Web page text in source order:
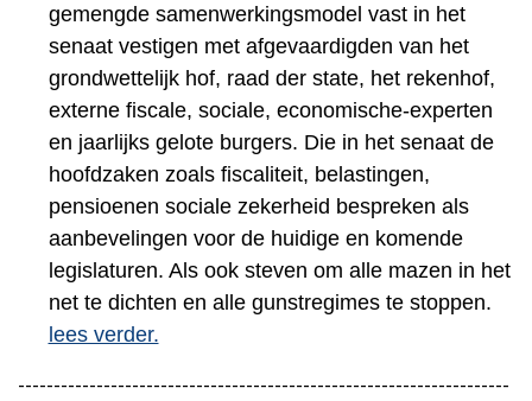
gemengde samenwerkingsmodel vast in het
senaat vestigen met afgevaardigden van het
grondwettelijk hof, raad der state, het rekenhof,
externe fiscale, sociale, economische-experten
en jaarlijks gelote burgers. Die in het senaat de
hoofdzaken zoals fiscaliteit, belastingen,
pensioenen sociale zekerheid bespreken als
aanbevelingen voor de huidige en komende
legislaturen. Als ook steven om alle mazen in het
net te dichten en alle gunstregimes te stoppen.
lees verder.
---------------------------------------------------------------------